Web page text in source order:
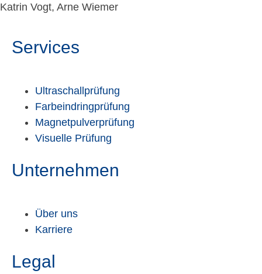
Katrin Vogt, Arne Wiemer
Services
Ultraschallprüfung
Farbeindringprüfung
Magnetpulverprüfung
Visuelle Prüfung
Unternehmen
Über uns
Karriere
Legal